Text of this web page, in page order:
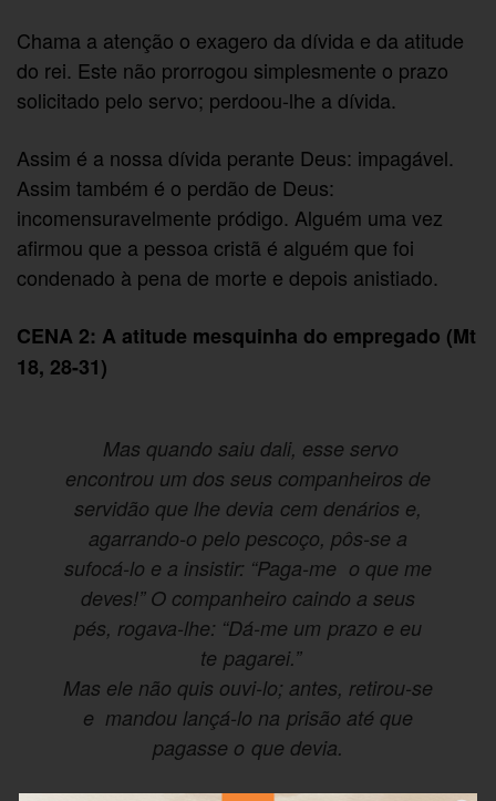
Chama a atenção o exagero da dívida e da atitude
do rei. Este não prorrogou simplesmente o prazo
solicitado pelo servo; perdoou-lhe a dívida.
Assim é a nossa dívida perante Deus: impagável.
Assim também é o perdão de Deus:
incomensuravelmente pródigo. Alguém uma vez
afirmou que a pessoa cristã é alguém que foi
condenado à pena de morte e depois anistiado.
CENA 2: A atitude mesquinha do empregado (Mt
18, 28-31)
Mas quando saiu dali, esse servo
encontrou um dos seus companheiros de
servidão que lhe devia cem denários e,
agarrando-o pelo pescoço, pôs-se a
sufocá-lo e a insistir: “Paga-me o que me
deves!” O companheiro caindo a seus
pés, rogava-lhe: “Dá-me um prazo e eu
te pagarei.”
Mas ele não quis ouvi-lo; antes, retirou-se
e mandou lançá-lo na prisão até que
pagasse o que devia.